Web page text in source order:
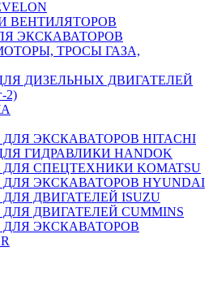
ВЕНТИЛЯТОРОВ
ЭКСКАВАТОРОВ
ТРОСЫ ГАЗА,
ДИЗЕЛЬНЫХ ДВИГАТЕЛЕЙ
2)
ЭКСКАВАТОРОВ HITACHI
ГИДРАВЛИКИ HANDOK
СПЕЦТЕХНИКИ KOMATSU
ЭКСКАВАТОРОВ HYUNDAI
ДВИГАТЕЛЕЙ ISUZU
ДВИГАТЕЛЕЙ CUMMINS
ЭКСКАВАТОРОВ